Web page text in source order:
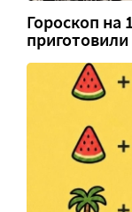
Гороскоп на